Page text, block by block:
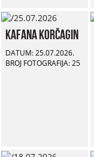
Kafana Korčagin
DATUM: 25.07.2026.
BROJ FOTOGRAFIJA: 25